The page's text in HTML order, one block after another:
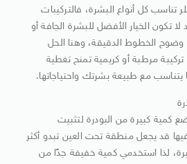
تناسب كل أنواع البشرة، فالتركيبات
تكون الخيار الأفضل للبشرة الجافة أو
وضوح الخطوط الدقيقة، وهنا الحل
تركيبة مرطبة أو كريمية تمنح تغطية
يتناسب مع طبيعة بشرتك واحتياجاتها.
كمية كبيرة من البودرة لتثبيت
فيها قد يجعل منطقة تحت العين تبدو أكثر
لذا استخدمي كمية خفيفة جدًا من